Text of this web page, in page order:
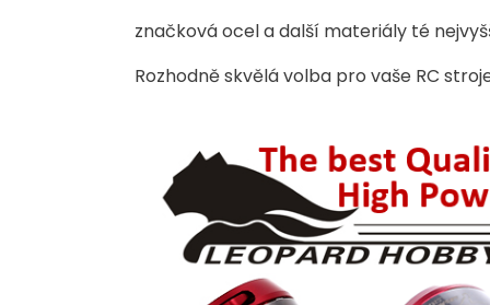
značková ocel a další materiály té
Rozhodně skvělá volba pro vaše RC